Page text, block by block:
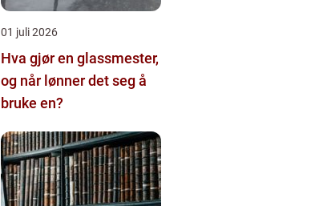
01 juli 2026
Hva gjør en glassmester,
og når lønner det seg å
bruke en?